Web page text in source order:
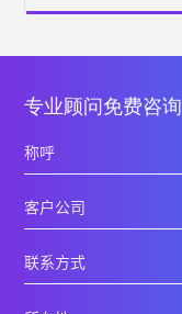
专业顾问免费咨询